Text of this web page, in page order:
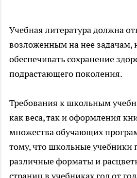
Учебная литература должна
возложенным на нее задачам,
обеспечивать сохранение
подрастающего поколения.
Требования к школьным
как веса, так и оформления
множества обучающих
тому, что школьные учебники
различные форматы и